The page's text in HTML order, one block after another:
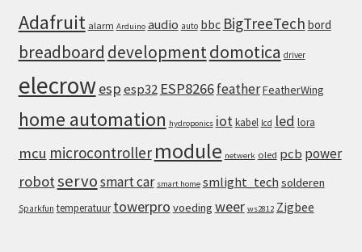
Adafruit alarm Arduino audio auto bbc BigTreeTech bord
breadboard developmentdomotica driver
elecrowespesp32 ESP8266featherFeatherWing
home automation hydroponics iot kabel lcd led lora
mcu microcontroller module netwerk oled pcb power
robotservosmart car smart home smlight_tech solderen
Sparkfun temperatuur towerpro voeding weer ws2812 Zigbee